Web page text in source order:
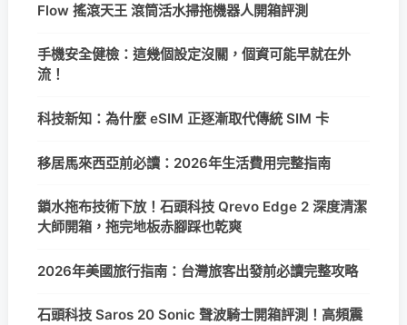
Flow 搖滾天王 滾筒活水掃拖機器人開箱評測
手機安全健檢：這幾個設定沒關，個資可能早就在外
流！
科技新知：為什麼 eSIM 正逐漸取代傳統 SIM 卡
移居馬來西亞前必讀：2026年生活費用完整指南
鎖水拖布技術下放！石頭科技 Qrevo Edge 2 深度清潔
大師開箱，拖完地板赤腳踩也乾爽
2026年美國旅行指南：台灣旅客出發前必讀完整攻略
石頭科技 Saros 20 Sonic 聲波騎士開箱評測！高頻震